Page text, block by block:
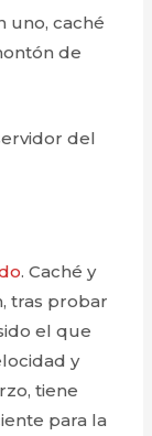
uno, caché
de
del
. Caché y
tras probar
el que
y
tiene
para la